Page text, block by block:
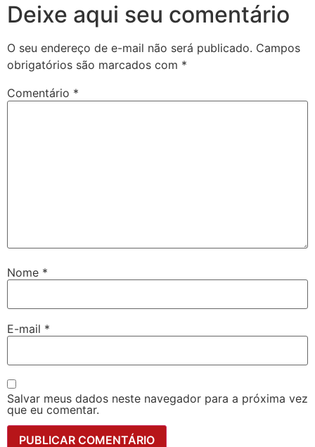
Deixe aqui seu comentário
O seu endereço de e-mail não será publicado. Campos
obrigatórios são marcados com *
Comentário *
Nome *
E-mail *
Salvar meus dados neste navegador para a próxima vez
que eu comentar.